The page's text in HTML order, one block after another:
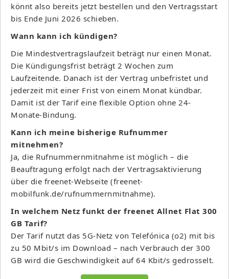
könnt also bereits jetzt bestellen und den Vertragsstart
bis Ende Juni 2026 schieben.
Wann kann ich kündigen?
Die Mindestvertragslaufzeit beträgt nur einen Monat.
Die Kündigungsfrist beträgt 2 Wochen zum
Laufzeitende. Danach ist der Vertrag unbefristet und
jederzeit mit einer Frist von einem Monat kündbar.
Damit ist der Tarif eine flexible Option ohne 24-
Monate-Bindung.
Kann ich meine bisherige Rufnummer
mitnehmen?
Ja, die Rufnummernmitnahme ist möglich – die
Beauftragung erfolgt nach der Vertragsaktivierung
über die freenet-Webseite (freenet-
mobilfunk.de/rufnummernmitnahme).
In welchem Netz funkt der freenet Allnet Flat 300
GB Tarif?
Der Tarif nutzt das 5G-Netz von Telefónica (o2) mit bis
zu 50 Mbit/s im Download – nach Verbrauch der 300
GB wird die Geschwindigkeit auf 64 Kbit/s gedrosselt.